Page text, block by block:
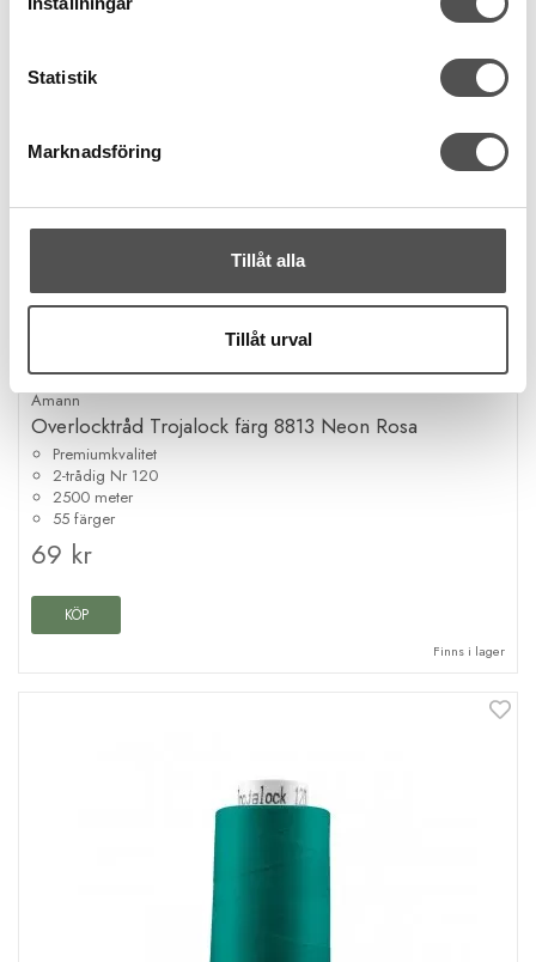
Statistik
Marknadsföring
Tillåt alla
Tillåt urval
Amann
Overlocktråd Trojalock färg 8813 Neon Rosa
Premiumkvalitet
2-trådig Nr 120
2500 meter
55 färger
69 kr
KÖP
Finns i lager